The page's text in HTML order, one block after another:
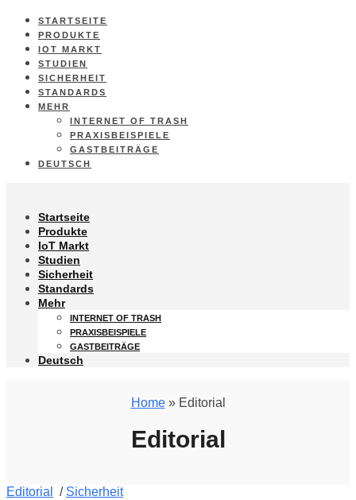
STARTSEITE
PRODUKTE
IOT MARKT
STUDIEN
SICHERHEIT
STANDARDS
MEHR
INTERNET OF TRASH
PRAXISBEISPIELE
GASTBEITRÄGE
DEUTSCH
Startseite
Produkte
IoT Markt
Studien
Sicherheit
Standards
Mehr
INTERNET OF TRASH
PRAXISBEISPIELE
GASTBEITRÄGE
Deutsch
Home» Editorial
Editorial
Editorial / Sicherheit